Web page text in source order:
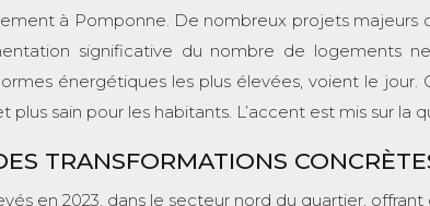
à Pomponne. De nombreux projets majeurs
significative du nombre de logements
énergétiques les plus élevées, voient le
sain pour les habitants. L’accent est mis sur la
TRANSFORMATIONS
en 2023, dans le secteur nord du quartier,